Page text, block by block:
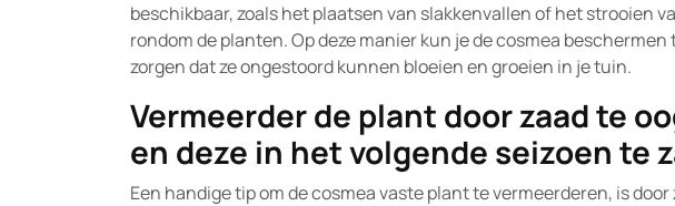
beschikbaar, zoals het plaatsen van slakkenvallen of het strooien
rondom de planten. Op deze manier kun je de cosmea
zorgen dat ze ongestoord kunnen bloeien en groeien in je tuin.
Vermeerder de plant door zaad te
en deze in het volgende seizoen te
Een handige tip om de cosmea vaste plant te vermeerderen, is